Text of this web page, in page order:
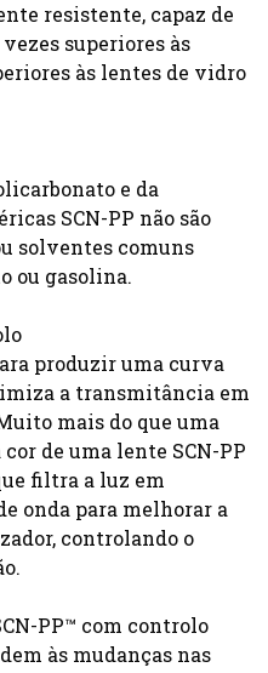
resistente, capaz de
superiores às
às lentes de vidro
e da
SCN-PP não são
solventes comuns
ou gasolina.
produzir uma curva
a transmitância em
mais do que uma
de uma lente SCN-PP
filtra a luz em
onda para melhorar a
controlando o
PP™ com controlo
às mudanças nas